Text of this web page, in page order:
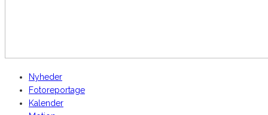
Nyheder
Fotoreportage
Kalender